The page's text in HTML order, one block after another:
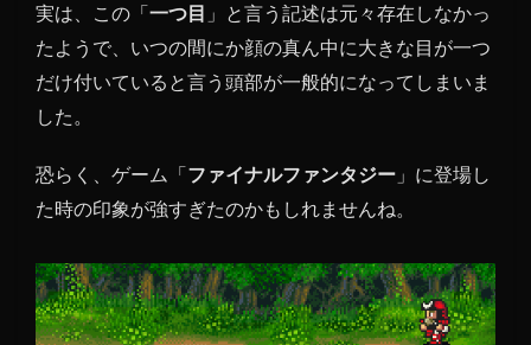
カト
ブレ
パス
なる
カト
の正
体
は？
実は、この「一つ目 」と言う記述は元々存在しなかっ
たようで、いつの間にか顔の真ん中に大きな目が一つ
だけ付いていると言う頭部が一般的になってしまいま
した。
恐らく、ゲーム「ファイナルファンタジー 」に登場し
た時の印象が強すぎたのかもしれませんね。